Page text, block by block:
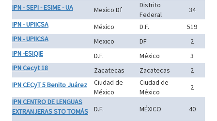
IPN - SEPI - ESIME - UA
Mexico Df
Distrito
Federal
34
IPN - UPIICSA
México D.F.
519
IPN - UPIICSA
Mexico DF
2
IPN -ESIQIE
D.F. México
3
IPN Cecyt 18
Zacatecas Zacatecas
2
IPN CECyT 5 Benito Juárez
Ciudad de
México
Ciudad de
México
2
IPN CENTRO DE LENGUAS
EXTRANJERAS STO TOMÁS
D.F. MÉXICO
40